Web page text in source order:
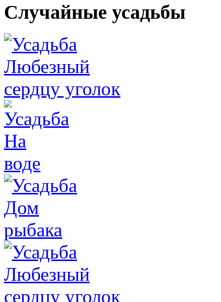
Случайные усадьбы